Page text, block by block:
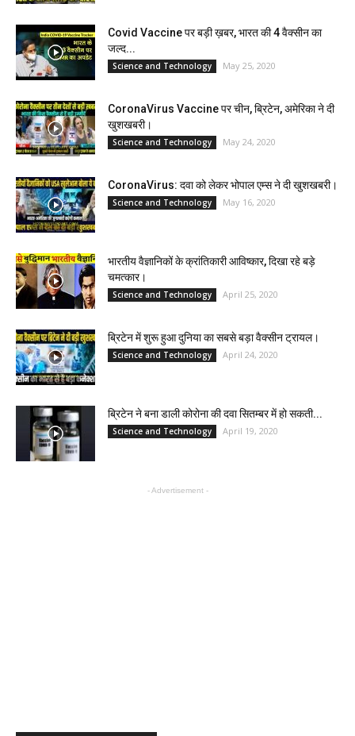
Covid Vaccine पर बड़ी ख़बर, भारत की 4 वैक्सीन का
जल्द...
Science and Technology May 25, 2020
CoronaVirus Vaccine पर चीन, ब्रिटेन, अमेरिका ने दी
खुशखबरी।
Science and Technology May 24, 2020
CoronaVirus: दवा को लेकर भोपाल एम्स ने दी खुशखबरी।
Science and Technology May 16, 2020
भारतीय वैज्ञानिकों के क्रांतिकारी आविष्कार, दिखा रहे बड़े
चमत्कार।
Science and Technology April 25, 2020
ब्रिटेन में शुरू हुआ दुनिया का सबसे बड़ा वैक्सीन ट्रायल।
Science and Technology April 24, 2020
ब्रिटेन ने बना डाली कोरोना की दवा सितम्बर में हो सकती...
Science and Technology April 19, 2020
- Advertisement -